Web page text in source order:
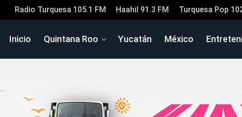
Radio Turquesa 105.1 FM Haahil 91.3 FM Turquesa Pop
Inicio Quintana Roo Yucatán México